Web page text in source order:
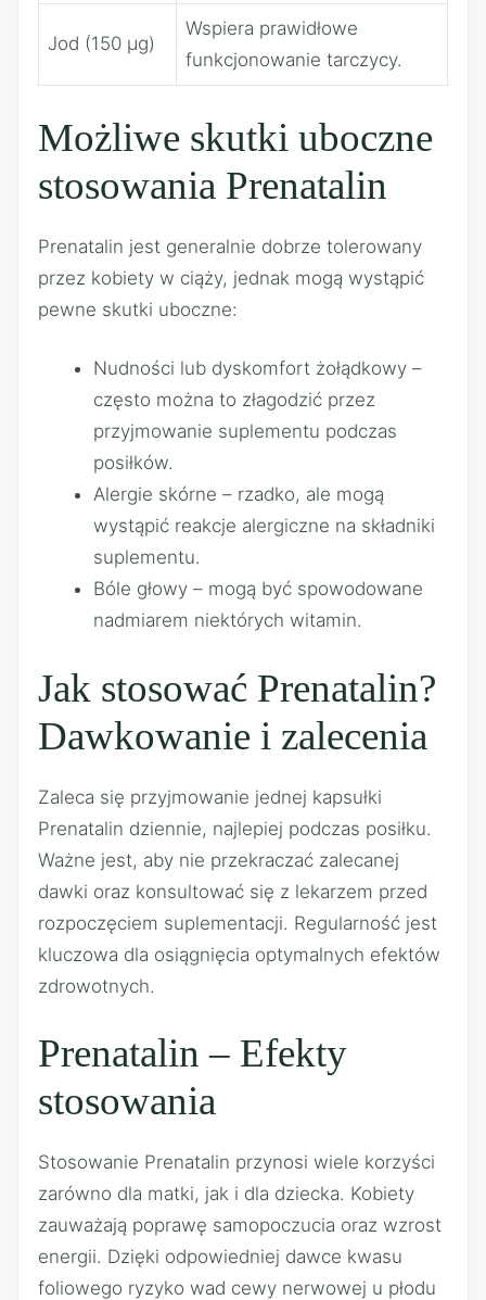
Jod (150 µg)
Wspiera prawidłowe
funkcjonowanie tarczycy.
Możliwe skutki uboczne
stosowania Prenatalin
Prenatalin jest generalnie dobrze tolerowany
przez kobiety w ciąży, jednak mogą wystąpić
pewne skutki uboczne:
Nudności lub dyskomfort żołądkowy –
często można to złagodzić przez
przyjmowanie suplementu podczas
posiłków.
Alergie skórne – rzadko, ale mogą
wystąpić reakcje alergiczne na składniki
suplementu.
Bóle głowy – mogą być spowodowane
nadmiarem niektórych witamin.
Jak stosować Prenatalin?
Dawkowanie i zalecenia
Zaleca się przyjmowanie jednej kapsułki
Prenatalin dziennie, najlepiej podczas posiłku.
Ważne jest, aby nie przekraczać zalecanej
dawki oraz konsultować się z lekarzem przed
rozpoczęciem suplementacji. Regularność jest
kluczowa dla osiągnięcia optymalnych efektów
zdrowotnych.
Prenatalin – Efekty
stosowania
Stosowanie Prenatalin przynosi wiele korzyści
zarówno dla matki, jak i dla dziecka. Kobiety
zauważają poprawę samopoczucia oraz wzrost
energii. Dzięki odpowiedniej dawce kwasu
foliowego ryzyko wad cewy nerwowej u płodu